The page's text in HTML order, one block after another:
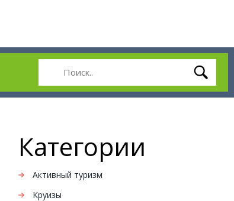
Категории
Активный туризм
Круизы